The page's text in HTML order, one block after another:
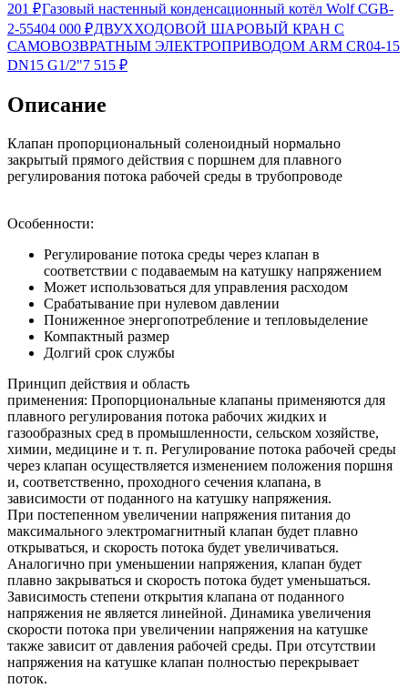
201 ₽Газовый настенный конденсационный котёл Wolf CGB-
2-55404 000 ₽ДВУХХОДОВОЙ ШАРОВЫЙ КРАН С
САМОВОЗВРАТНЫМ ЭЛЕКТРОПРИВОДОМ ARM CR04-15
DN15 G1/2"7 515 ₽
Описание
Клапан пропорциональный соленоидный нормально
закрытый прямого действия с поршнем для плавного
регулирования потока рабочей среды в трубопроводе
Особенности:
Регулирование потока среды через клапан в
соответствии с подаваемым на катушку напряжением
Может использоваться для управления расходом
Срабатывание при нулевом давлении
Пониженное энергопотребление и тепловыделение
Компактный размер
Долгий срок службы
Принцип действия и область
применения: Пропорциональные клапаны применяются для
плавного регулирования потока рабочих жидких и
газообразных сред в промышленности, сельском хозяйстве,
химии, медицине и т. п. Регулирование потока рабочей среды
через клапан осуществляется изменением положения поршня
и, соответственно, проходного сечения клапана, в
зависимости от поданного на катушку напряжения.
При постепенном увеличении напряжения питания до
максимального электромагнитный клапан будет плавно
открываться, и скорость потока будет увеличиваться.
Аналогично при уменьшении напряжения, клапан будет
плавно закрываться и скорость потока будет уменьшаться.
Зависимость степени открытия клапана от поданного
напряжения не является линейной. Динамика увеличения
скорости потока при увеличении напряжения на катушке
также зависит от давления рабочей среды. При отсутствии
напряжения на катушке клапан полностью перекрывает
поток.